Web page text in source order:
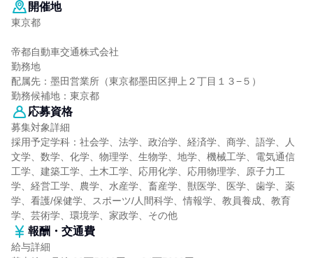
開催地
東京都
帝都自動車交通株式会社
勤務地
配属先：墨田営業所（東京都墨田区押上２丁目１３−５）
勤務候補地：東京都
応募資格
募集対象詳細
採用予定学科：社会学、法学、政治学、経済学、商学、語学、人
文学、数学、化学、物理学、生物学、地学、機械工学、電気通信
工学、建築工学、土木工学、応用化学、応用物理学、原子力工
学、経営工学、農学、水産学、畜産学、獣医学、医学、歯学、薬
学、看護/保健学、スポーツ/人間科学、情報学、教員養成、教育
学、芸術学、環境学、家政学、その他
報酬・交通費
給与詳細